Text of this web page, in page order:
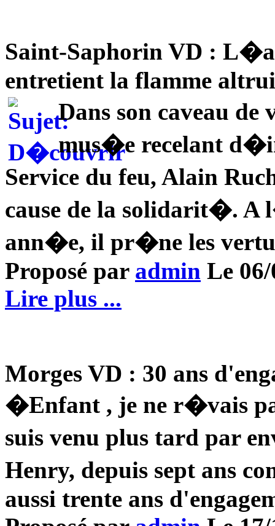
Saint-Saphorin VD :
entretient la flamme
Dans son caveau
mus�e recelant
Service du feu, Alain
cause de la solidarit�. A
ann�e, il pr�ne les
Proposé par admin Le
Lire plus ...
Morges VD : 30 ans
�Enfant , je ne r�vais
suis venu plus tard par
Henry, depuis sept ans
aussi trente ans